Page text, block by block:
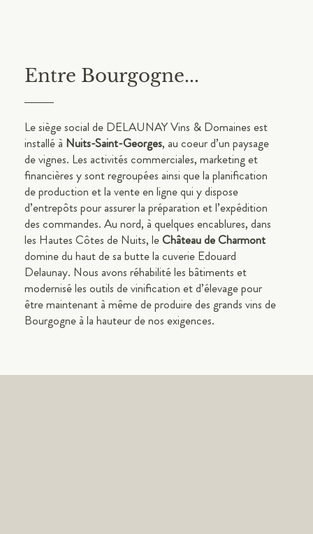
Entre Bourgogne...
Le siège social de DELAUNAY Vins & Domaines est
installé à Nuits-Saint-Georges, au coeur d’un paysage
de vignes. Les activités commerciales, marketing et
financières y sont regroupées ainsi que la planification
de production et la vente en ligne qui y dispose
d’entrepôts pour assurer la préparation et l’expédition
des commandes. Au nord, à quelques encablures, dans
les Hautes Côtes de Nuits, leChâteau de Charmont
domine du haut de sa butte la cuverie Edouard
Delaunay. Nous avons réhabilité les bâtiments et
modernisé les outils de vinification et d’élevage pour
être maintenant à même de produire des grands vins de
Bourgogne à la hauteur de nos exigences.